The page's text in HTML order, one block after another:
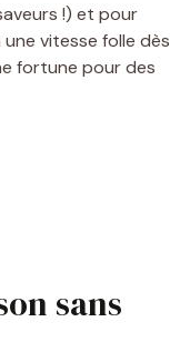
!) et pour
vitesse folle dès
fortune pour des
sans